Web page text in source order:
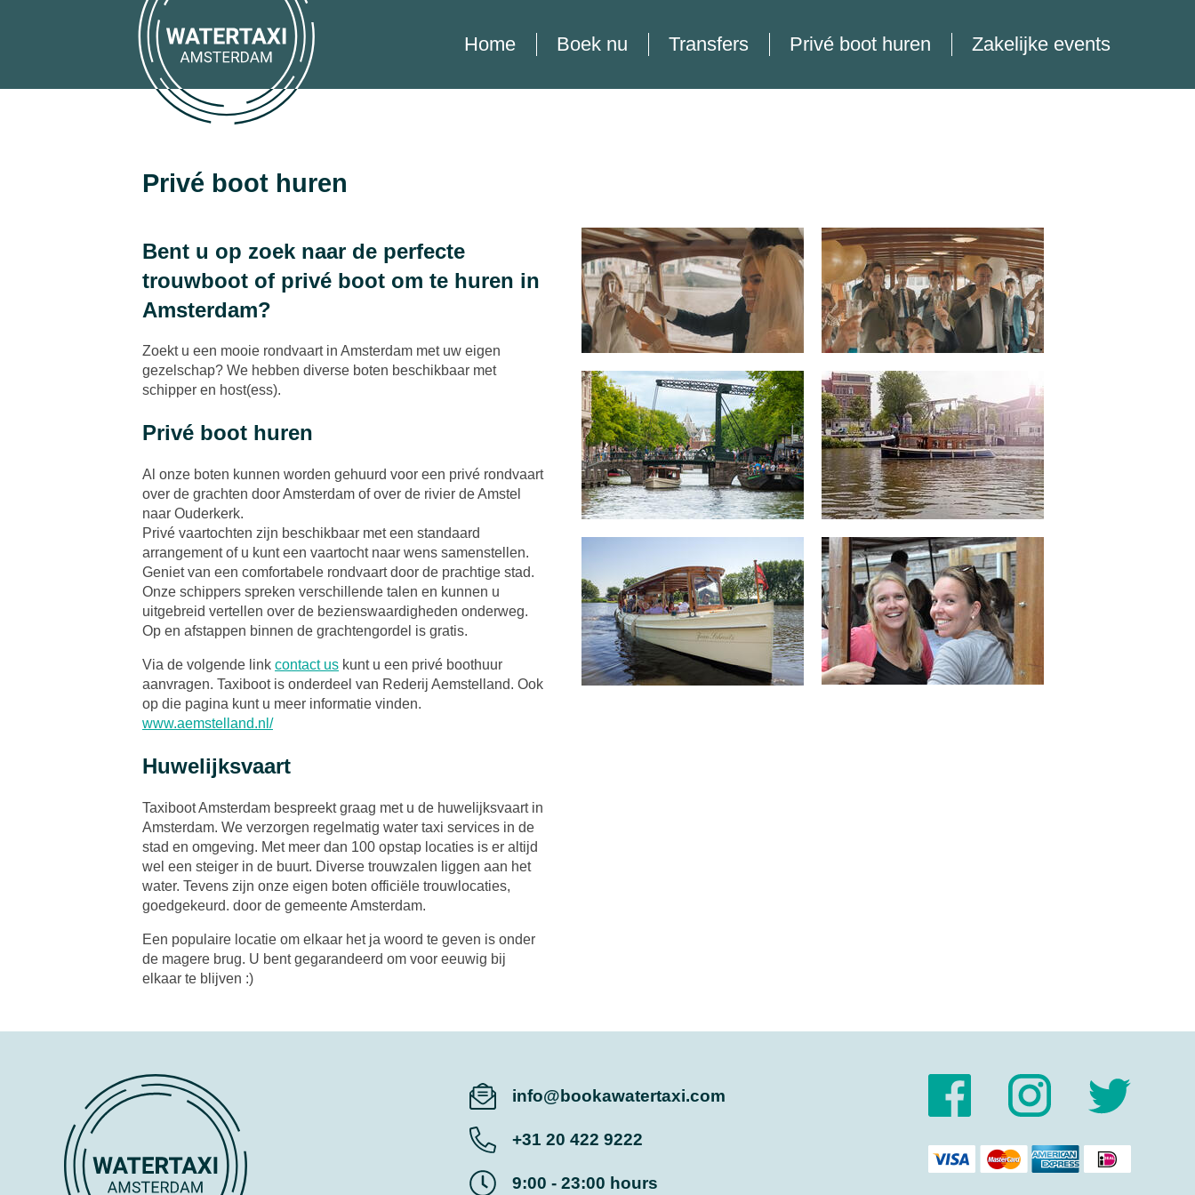
Home Boek nu Transfers Privé boot huren Zakelijke events
Privé boot huren
Bent u op zoek naar de perfecte
trouwboot of privé boot om te huren in
Amsterdam?
Zoekt u een mooie rondvaart in Amsterdam met uw eigen
gezelschap? We hebben diverse boten beschikbaar met
schipper en host(ess).
Privé boot huren
Al onze boten kunnen worden gehuurd voor een privé rondvaart
over de grachten door Amsterdam of over de rivier de Amstel
naar Ouderkerk.
Privé vaartochten zijn beschikbaar met een standaard
arrangement of u kunt een vaartocht naar wens samenstellen.
Geniet van een comfortabele rondvaart door de prachtige stad.
Onze schippers spreken verschillende talen en kunnen u
uitgebreid vertellen over de bezienswaardigheden onderweg.
Op en afstappen binnen de grachtengordel is gratis.
Via de volgende link contact us kunt u een privé boothuur
aanvragen. Taxiboot is onderdeel van Rederij Aemstelland. Ook
op die pagina kunt u meer informatie vinden.
www.aemstelland.nl/
Huwelijksvaart
Taxiboot Amsterdam bespreekt graag met u de huwelijksvaart in
Amsterdam. We verzorgen regelmatig water taxi services in de
stad en omgeving. Met meer dan 100 opstap locaties is er altijd
wel een steiger in de buurt. Diverse trouwzalen liggen aan het
water. Tevens zijn onze eigen boten officiële trouwlocaties,
goedgekeurd. door de gemeente Amsterdam.
Een populaire locatie om elkaar het ja woord te geven is onder
de magere brug. U bent gegarandeerd om voor eeuwig bij
elkaar te blijven :)
info@bookawatertaxi.com
+31 20 422 9222
9:00 - 23:00 hours